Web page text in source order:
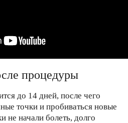
процедуры
до 14 дней, после чего
точки и пробиваться новые
начали болеть, долго